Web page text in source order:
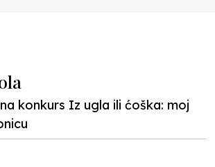
konkurs Iz ugla ili ćoška: moj